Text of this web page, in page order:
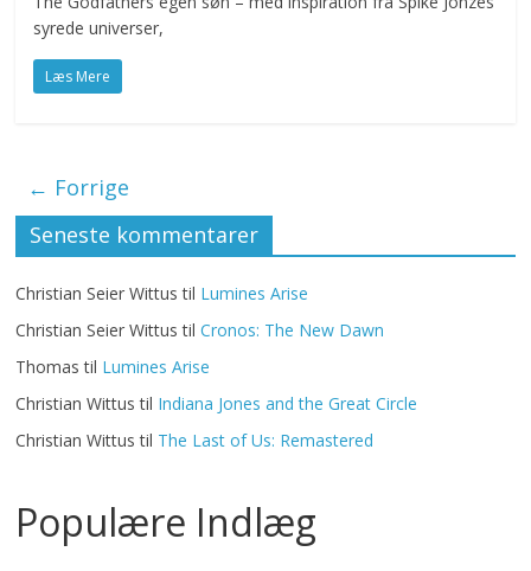
syrede universer,
Læs Mere
← Forrige
Seneste kommentarer
Christian Seier Wittus til Lumines Arise
Christian Seier Wittus tilCronos: The New Dawn
Thomas til Lumines Arise
Christian Wittus til Indiana Jones and the Great Circle
Christian Wittus til The Last of Us: Remastered
Populære Indlæg